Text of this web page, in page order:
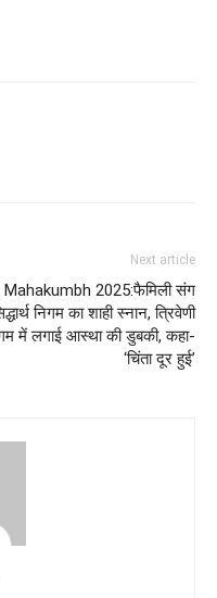
Next article
Mahakumbh 2025:फैमिली संग
निगम का शाही स्नान, त्रिवेणी
में लगाई आस्था की डुबकी, कहा-
‘चिंता दूर हुई’